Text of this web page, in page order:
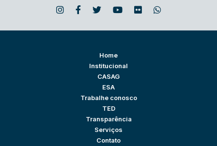
Home
Institucional
CASAG
ESA
Trabalhe conosco
TED
Transparência
Serviços
Contato